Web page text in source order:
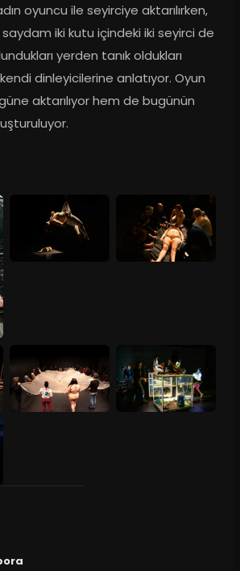
oyuncu ile seyirciye aktarılırken,
iki kutu içindeki iki seyirci de
yerden tanık oldukları
dinleyicilerine anlatıyor. Oyun
aktarılıyor hem de bugünün